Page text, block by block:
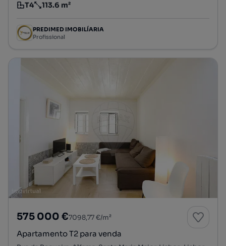
Tipologia
T4
Preço por metro quadrado
113.6 m²
PREDIMED IMOBILÍARIA
Profissional
575 000 €7098,77 €/m²
Apartamento T2 para venda